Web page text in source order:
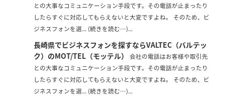
との大事なコミュニケーション手段です。その電話が止まったり
したらすぐに対応してもらえないと大変ですよね。 そのため、ビ
ジネスフォンを選... (続きを読む…)...
長崎県でビジネスフォンを探すならVALTEC（バルテッ
ク）のMOT/TEL（モッテル）
会社の電話はお客様や取引先
との大事なコミュニケーション手段です。その電話が止まったり
したらすぐに対応してもらえないと大変ですよね。 そのため、ビ
ジネスフォンを選... (続きを読む…)...